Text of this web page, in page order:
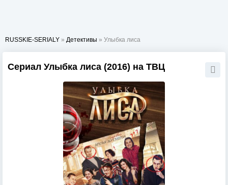
RUSSKIE-SERIALY » Детективы » Улыбка лиса
Сериал Улыбка лиса (2016) на ТВЦ